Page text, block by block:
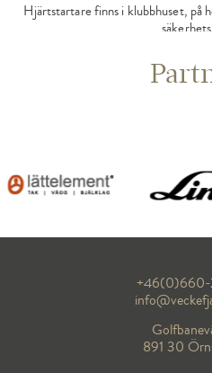
Hjärtstartare finns i klubbhuset, på
891 30